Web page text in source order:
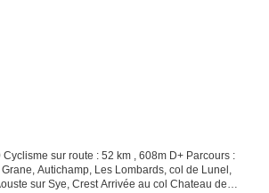
sur route : 52 km , 608m D+ Parcours :
Autichamp, Les Lombards, col de Lunel,
Arrivée au col Chateau de